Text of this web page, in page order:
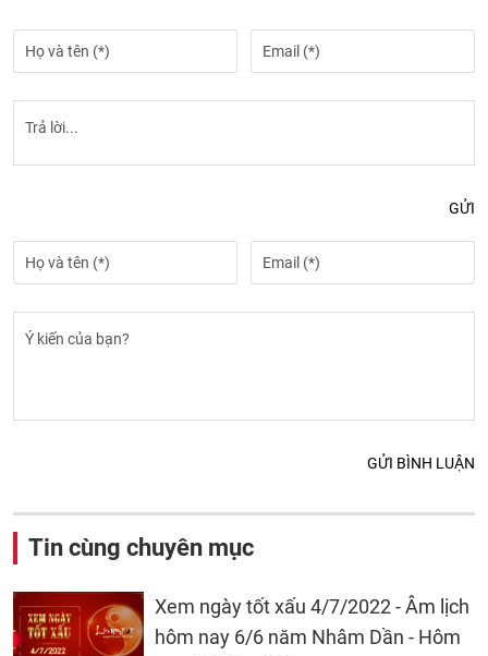
GỬI
GỬI BÌNH LUẬN
Tin cùng chuyên mục
Xem ngày tốt xấu 4/7/2022 - Âm lịch
hôm nay 6/6 năm Nhâm Dần - Hôm